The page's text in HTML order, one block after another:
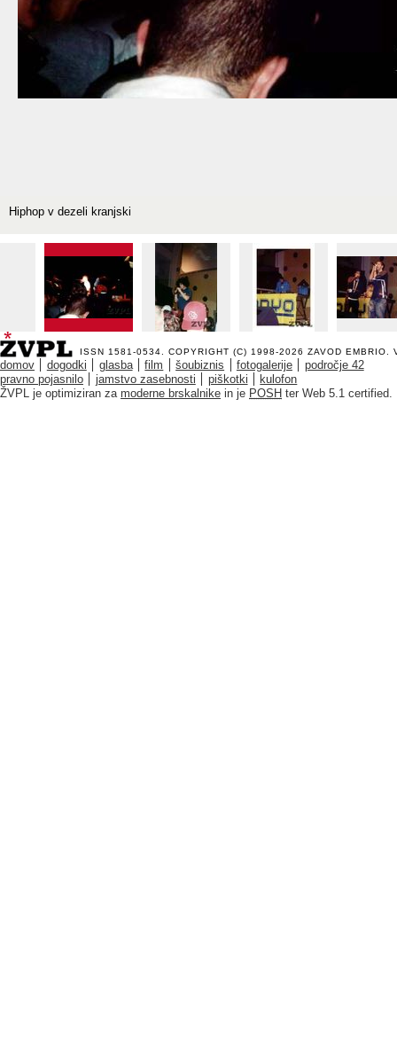
Hiphop v dezeli kranjski
ISSN 1581-0534. COPYRIGHT (C) 1998-2026 ZAVOD EMBRIO .
domov dogodki glasba film šoubiznis fotogalerije
področje 42
pravno pojasnilo
jamstvo zasebnosti piškotki
kulofon
ŽVPL je optimiziran za moderne brskalnike in je POSH ter Web 5.1 certified.